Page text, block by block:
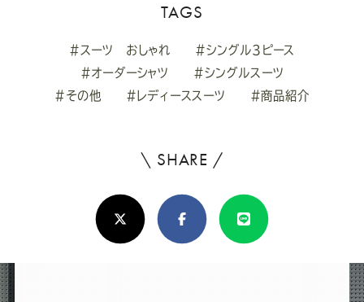
TAGS
#スーツ おしゃれ
#シングル3ピース
#オーダーシャツ
#シングルスーツ
#その他
#レディーススーツ #商品紹介
\ SHARE /
ろ
し
け
X(Twitter)FacebookLine